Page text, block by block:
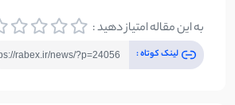
به این مقاله امتیاز دهید :
لینک کوتاه :